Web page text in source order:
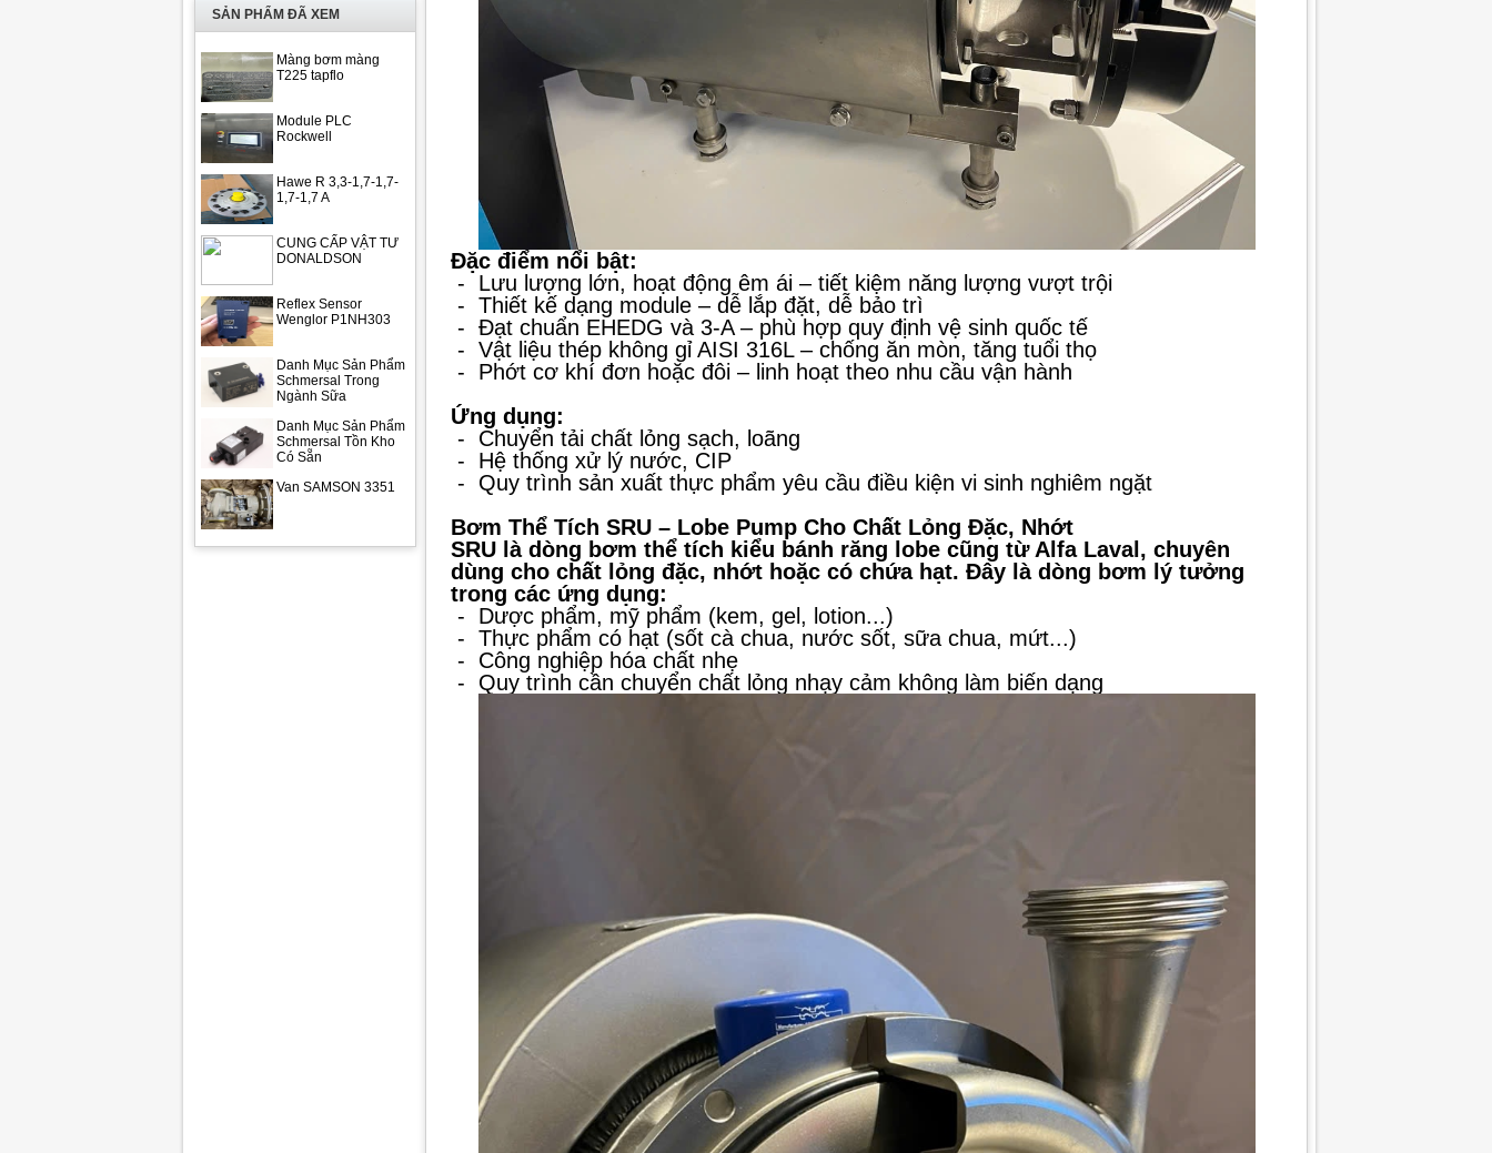
SẢN PHẨM ĐÃ XEM
Màng bơm màng
T225 tapflo
Module PLC
Rockwell
Hawe R 3,3-1,7-1,7-
1,7-1,7 A
CUNG CẤP VẬT TƯ
DONALDSON
Reflex Sensor
Wenglor P1NH303
Danh Mục Sản Phẩm
Schmersal Trong
Ngành Sữa
Danh Mục Sản Phẩm
Schmersal Tồn Kho
Có Sẵn
Van SAMSON 3351
Đặc điểm nổi bật:
- Lưu lượng lớn, hoạt động êm ái – tiết kiệm năng lượng vượt trội
- Thiết kế dạng module – dễ lắp đặt, dễ bảo trì
- Đạt chuẩn EHEDG và 3-A – phù hợp quy định vệ sinh quốc tế
- Vật liệu thép không gỉ AISI 316L – chống ăn mòn, tăng tuổi thọ
- Phớt cơ khí đơn hoặc đôi – linh hoạt theo nhu cầu vận hành
Ứng dụng:
- Chuyển tải chất lỏng sạch, loãng
- Hệ thống xử lý nước, CIP
- Quy trình sản xuất thực phẩm yêu cầu điều kiện vi sinh nghiêm ngặt
Bơm Thể Tích SRU – Lobe Pump Cho Chất Lỏng Đặc, Nhớt
SRU là dòng bơm thể tích kiểu bánh răng lobe cũng từ Alfa Laval, chuyên
dùng cho chất lỏng đặc, nhớt hoặc có chứa hạt. Đây là dòng bơm lý tưởng
trong các ứng dụng:
- Dược phẩm, mỹ phẩm (kem, gel, lotion...)
- Thực phẩm có hạt (sốt cà chua, nước sốt, sữa chua, mứt...)
- Công nghiệp hóa chất nhẹ
- Quy trình cần chuyển chất lỏng nhạy cảm không làm biến dạng